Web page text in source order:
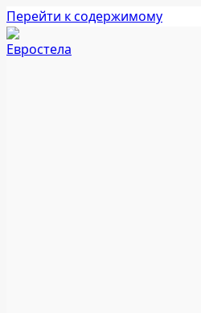
Перейти к содержимому